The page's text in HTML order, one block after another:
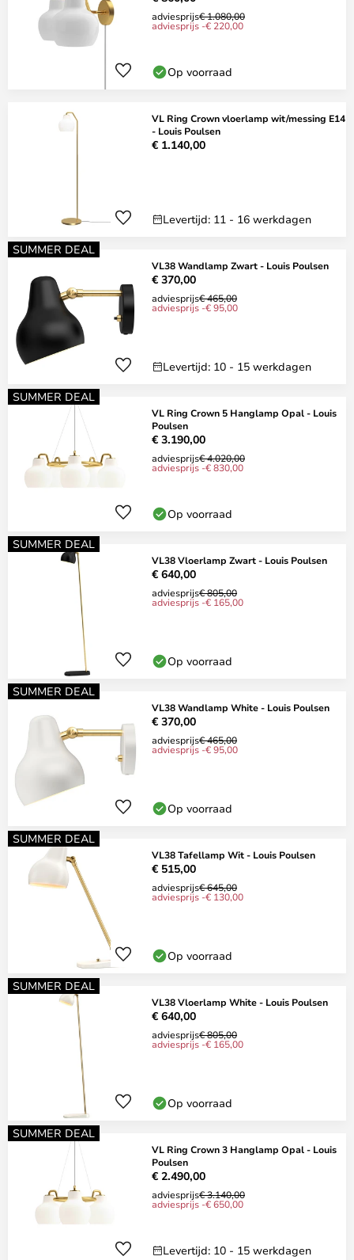
adviesprijs€ 1.080,00
adviesprijs -€ 220,00
Op voorraad
VL Ring Crown vloerlamp wit/messing E14
- Louis Poulsen
€ 1.140,00
Levertijd: 11 - 16 werkdagen
SUMMER DEAL
VL38 Wandlamp Zwart - Louis Poulsen
€ 370,00
adviesprijs€ 465,00
adviesprijs -€ 95,00
Levertijd: 10 - 15 werkdagen
SUMMER DEAL
VL Ring Crown 5 Hanglamp Opal - Louis
Poulsen
€ 3.190,00
adviesprijs€ 4.020,00
adviesprijs -€ 830,00
Op voorraad
SUMMER DEAL
VL38 Vloerlamp Zwart - Louis Poulsen
€ 640,00
adviesprijs€ 805,00
adviesprijs -€ 165,00
Op voorraad
SUMMER DEAL
VL38 Wandlamp White - Louis Poulsen
€ 370,00
adviesprijs€ 465,00
adviesprijs -€ 95,00
Op voorraad
SUMMER DEAL
VL38 Tafellamp Wit - Louis Poulsen
€ 515,00
adviesprijs€ 645,00
adviesprijs -€ 130,00
Op voorraad
SUMMER DEAL
VL38 Vloerlamp White - Louis Poulsen
€ 640,00
adviesprijs€ 805,00
adviesprijs -€ 165,00
Op voorraad
SUMMER DEAL
VL Ring Crown 3 Hanglamp Opal - Louis
Poulsen
€ 2.490,00
adviesprijs€ 3.140,00
adviesprijs -€ 650,00
Levertijd: 10 - 15 werkdagen